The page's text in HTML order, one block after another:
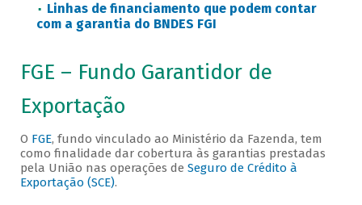
Linhas de financiamento que podem contar
com a garantia do BNDES FGI
FGE – Fundo Garantidor de
Exportação
O FGE, fundo vinculado ao Ministério da Fazenda, tem
como finalidade dar cobertura às garantias prestadas
pela União nas operações de Seguro de Crédito à
Exportação (SCE).